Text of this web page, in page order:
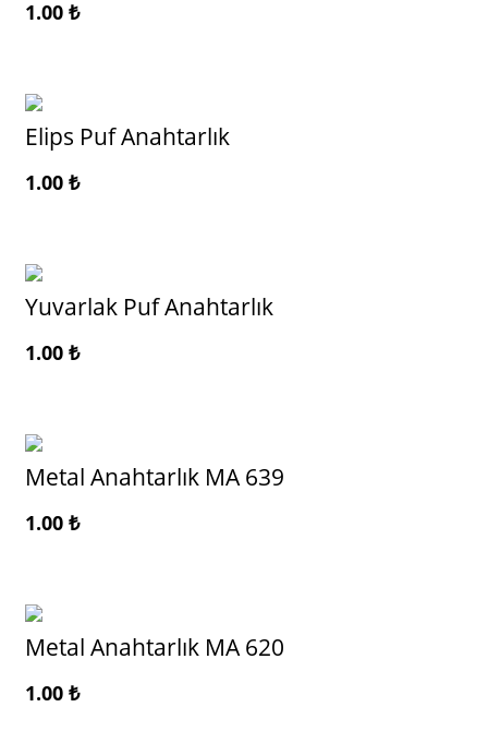
1.00 ₺
Elips Puf Anahtarlık
1.00 ₺
Yuvarlak Puf Anahtarlık
1.00 ₺
Metal Anahtarlık MA 639
1.00 ₺
Metal Anahtarlık MA 620
1.00 ₺